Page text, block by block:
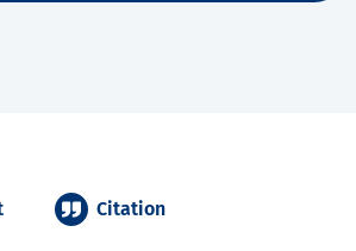
Citation